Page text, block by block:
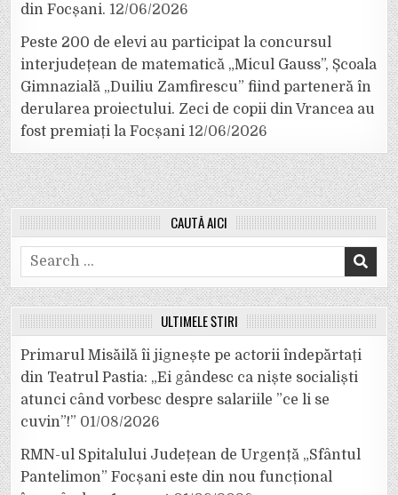
din Focșani. 12/06/2026
Peste 200 de elevi au participat la concursul
interjudețean de matematică „Micul Gauss”, Școala
Gimnazială „Duiliu Zamfirescu” fiind parteneră în
derularea proiectului. Zeci de copii din Vrancea au
fost premiați la Focșani 12/06/2026
CAUTĂ AICI
Search
for:
ULTIMELE ȘTIRI
Primarul Misăilă îi jignește pe actorii îndepărtați
din Teatrul Pastia: „Ei gândesc ca niște socialiști
atunci când vorbesc despre salariile ”ce li se
cuvin”!” 01/08/2026
RMN-ul Spitalului Județean de Urgență „Sfântul
Pantelimon” Focșani este din nou funcțional